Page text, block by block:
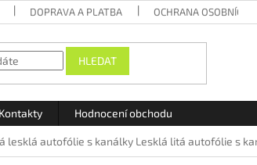
DOPRAVA A PLATBA OCHRANA OSOBNÍCH
HLEDAT
Kontakty Hodnocení obchodu
lesklá autofólie s kanálky Lesklá litá autofólie s